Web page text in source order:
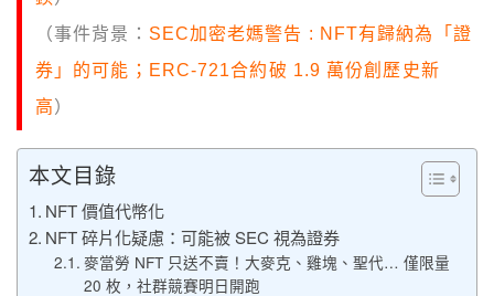
（事件背景： SEC加密老媽警告 : NFT有歸納為「證
券」的可能；ERC-721合約破 1.9 萬份創歷史新
高）
本文目錄
NFT 價值代幣化
NFT 碎片化疑慮：可能被 SEC 視為證券
麥當勞 NFT 只送不賣！大麥克、雞塊、聖代… 僅限量
20 枚，社群競賽明日開跑